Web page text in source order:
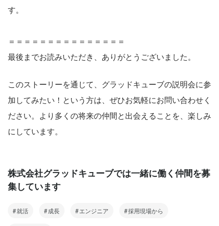
す。
＝＝＝＝＝＝＝＝＝＝＝＝＝＝＝
最後までお読みいただき、ありがとうございました。
このストーリーを通じて、グラッドキューブの説明会に参
加してみたい！という方は、ぜひお気軽にお問い合わせく
ださい。より多くの将来の仲間と出会えることを、楽しみ
にしています。
株式会社グラッドキューブでは一緒に働く仲間を募
集しています
就活 成長 エンジニア 採用現場から